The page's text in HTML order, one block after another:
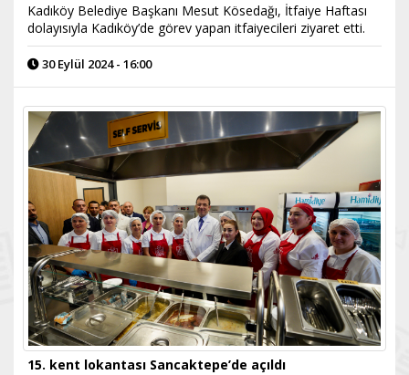
Kadıköy Belediye Başkanı Mesut Kösedağı, İtfaiye Haftası
dolayısıyla Kadıköy’de görev yapan itfaiyecileri ziyaret etti.
30 Eylül 2024 - 16:00
15. kent lokantası Sancaktepe’de açıldı